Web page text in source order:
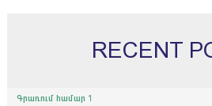
RECENT
Գրառում համար 1